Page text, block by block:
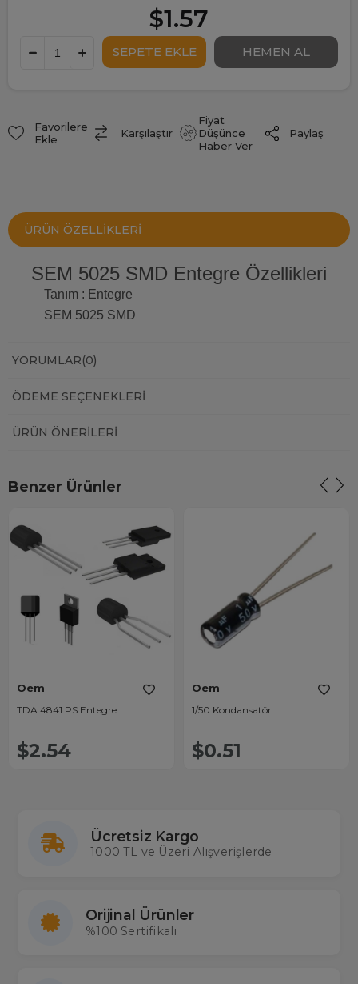
$1.57
Favorilere
Ekle
Karşılaştır
Fiyat
Düşünce
Haber Ver
Paylaş
ÜRÜN ÖZELLIKLERI
SEM 5025 SMD Entegre Özellikleri
Tanım : Entegre
SEM 5025 SMD
YORUMLAR(0)
ÖDEME SEÇENEKLERI
ÜRÜN ÖNERILERI
Benzer Ürünler
Oem
TDA 4841 PS Entegre
$2.54
Oem
1/50 Kondansatör
$0.51
Ücretsiz Kargo
1000 TL ve Üzeri Alışverişlerde
Orijinal Ürünler
%100 Sertifikalı